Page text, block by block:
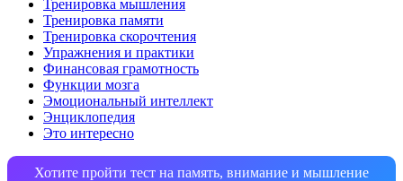
Тренировка мышления
Тренировка памяти
Тренировка скорочтения
Упражнения и практики
Финансовая грамотность
Функции мозга
Эмоциональный интеллект
Энциклопедия
Это интересно
Хотите пройти тест на память, внимание и мышление